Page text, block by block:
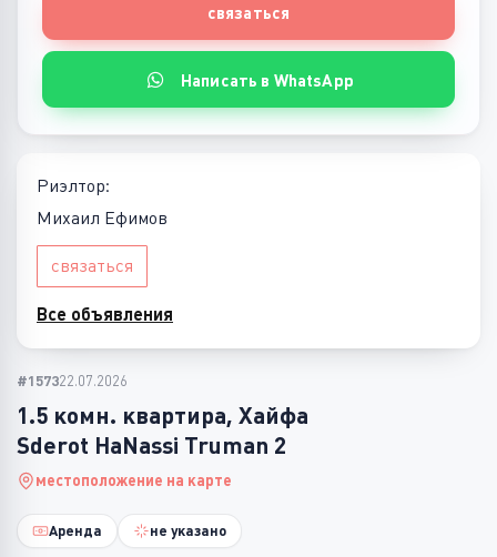
связаться
Написать в WhatsApp
Риэлтор:
Михаил Ефимов
связаться
Все объявления
#157322.07.2026
1.5 комн. квартира, Хайфа
Sderot HaNassi Truman 2
местоположение на карте
Аренда не указано